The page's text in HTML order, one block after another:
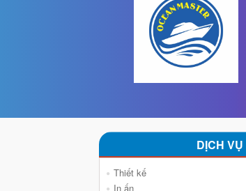
DỊCH VỤ
Thiết kế
In ấn